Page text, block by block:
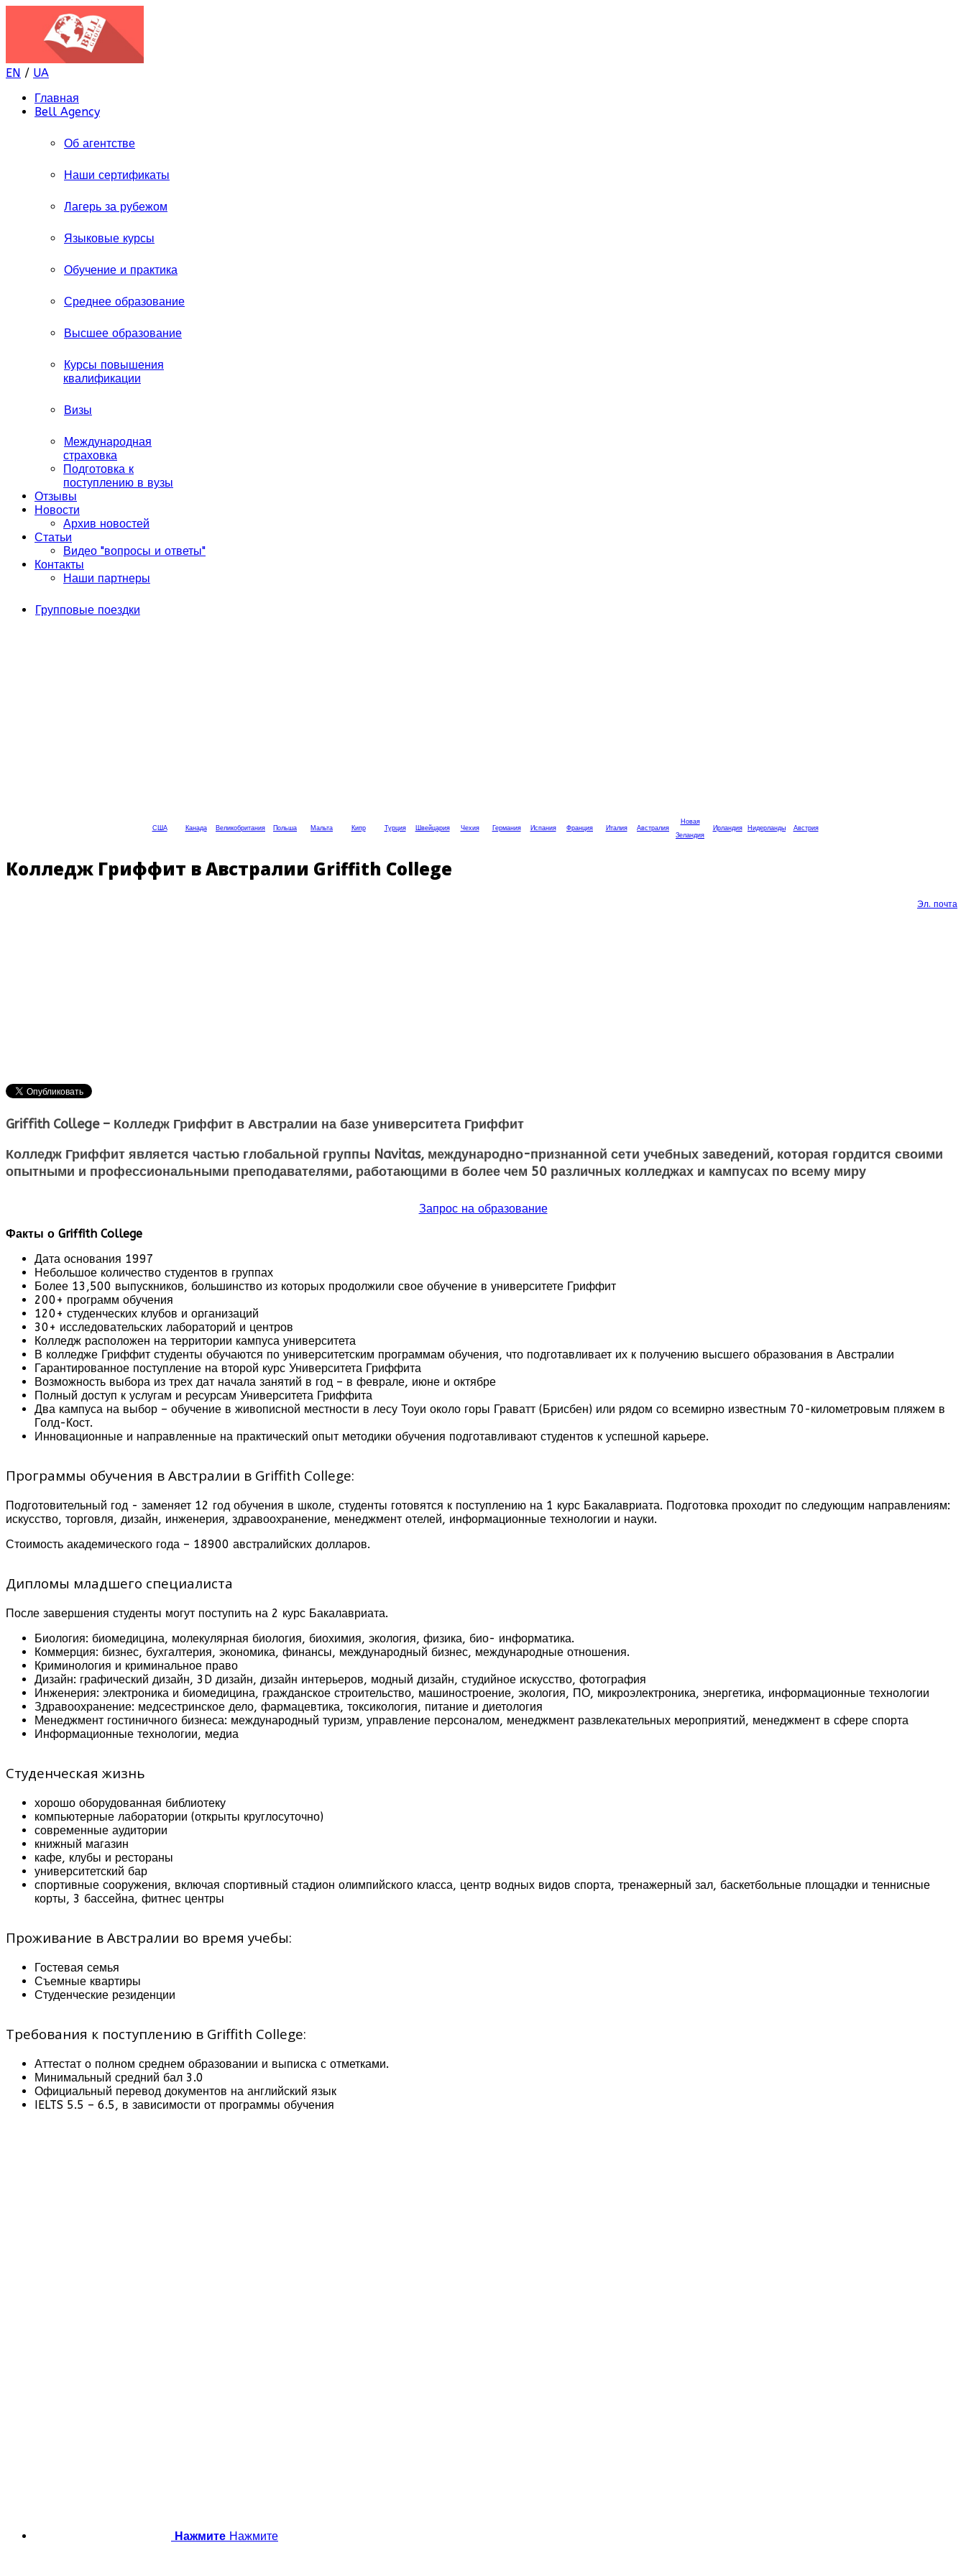
EN / UA
Главная
Bell Agency
Об агентстве
Наши сертификаты
Лагерь за рубежом
Языковые курсы
Обучение и практика
Среднее образование
Высшее образование
Курсы повышения
квалификации
Визы
Международная
страховка
Подготовка к
поступлению в вузы
Отзывы
Новости
Архив новостей
Статьи
Видео "вопросы и ответы"
Контакты
Наши партнеры
Групповые поездки
США Канада Великобритания Польша Мальта Кипр Турция Швейцария Чехия Германия Испания Франция Италия Австралия
Новая
Зеландия
Ирландия Нидерланды Австрия
Колледж Гриффит в Австралии Griffith College
Эл. почта
Griffith College – Колледж Гриффит в Австралии на базе университета Гриффит
Колледж Гриффит является частью глобальной группы Navitas, международно-признанной сети учебных заведений, которая гордится своими
опытными и профессиональными преподавателями, работающими в более чем 50 различных колледжах и кампусах по всему миру
Запрос на образование
Факты о Griffith College
Дата основания 1997
Небольшое количество студентов в группах
Более 13,500 выпускников, большинство из которых продолжили свое обучение в университете Гриффит
200+ программ обучения
120+ студенческих клубов и организаций
30+ исследовательских лабораторий и центров
Колледж расположен на территории кампуса университета
В колледже Гриффит студенты обучаются по университетским программам обучения, что подготавливает их к получению высшего образования в Австралии
Гарантированное поступление на второй курс Университета Гриффита
Возможность выбора из трех дат начала занятий в год – в феврале, июне и октябре
Полный доступ к услугам и ресурсам Университета Гриффита
Два кампуса на выбор – обучение в живописной местности в лесу Тоуи около горы Граватт (Брисбен) или рядом со всемирно известным 70-километровым пляжем в
Голд-Кост.
Инновационные и направленные на практический опыт методики обучения подготавливают студентов к успешной карьере.
Программы обучения в Австралии в Griffith College:
Подготовительный год - заменяет 12 год обучения в школе, студенты готовятся к поступлению на 1 курс Бакалавриата. Подготовка проходит по следующим направлениям:
искусство, торговля, дизайн, инженерия, здравоохранение, менеджмент отелей, информационные технологии и науки.
Стоимость академического года – 18900 австралийских долларов.
Дипломы младшего специалиста
После завершения студенты могут поступить на 2 курс Бакалавриата.
Биология: биомедицина, молекулярная биология, биохимия, экология, физика, био- информатика.
Коммерция: бизнес, бухгалтерия, экономика, финансы, международный бизнес, международные отношения.
Криминология и криминальное право
Дизайн: графический дизайн, 3D дизайн, дизайн интерьеров, модный дизайн, студийное искусство, фотография
Инженерия: электроника и биомедицина, гражданское строительство, машиностроение, экология, ПО, микроэлектроника, энергетика, информационные технологии
Здравоохранение: медсестринское дело, фармацевтика, токсикология, питание и диетология
Менеджмент гостиничного бизнеса: международный туризм, управление персоналом, менеджмент развлекательных мероприятий, менеджмент в сфере спорта
Информационные технологии, медиа
Студенческая жизнь
хорошо оборудованная библиотеку
компьютерные лаборатории (открыты круглосуточно)
современные аудитории
книжный магазин
кафе, клубы и рестораны
университетский бар
спортивные сооружения, включая спортивный стадион олимпийского класса, центр водных видов спорта, тренажерный зал, баскетбольные площадки и теннисные
корты, 3 бассейна, фитнес центры
Проживание в Австралии во время учебы:
Гостевая семья
Съемные квартиры
Студенческие резиденции
Требования к поступлению в Griffith College:
Аттестат о полном среднем образовании и выписка с отметками.
Минимальный средний бал 3.0
Официальный перевод документов на английский язык
IELTS 5.5 – 6.5, в зависимости от программы обучения
Нажмите Нажмите